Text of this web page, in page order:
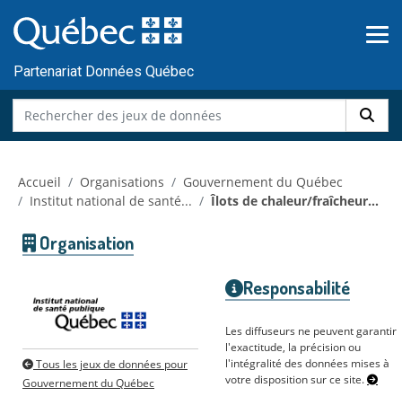
au
contenu
Partenariat Données Québec
Accueil Organisations
Gouvernement du Québec
Institut national de santé...
Îlots de chaleur/fraîcheur...
Organisation
Tous les jeux de données pour
Gouvernement du Québec
Responsabilité
Les diffuseurs ne peuvent garantir
l'exactitude, la précision ou
l'intégralité des données mises à
votre disposition sur ce site.